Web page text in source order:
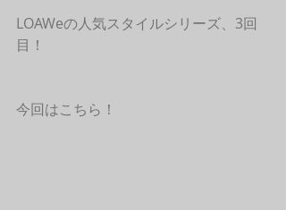
LOAWeの人気スタイルシリーズ、3回
目！
今回はこちら！